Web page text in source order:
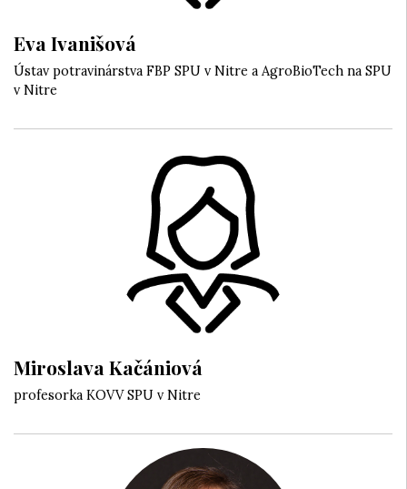
Eva Ivanišová
Ústav potravinárstva FBP SPU v Nitre a AgroBioTech na SPU
v Nitre
Miroslava Kačániová
profesorka KOVV SPU v Nitre